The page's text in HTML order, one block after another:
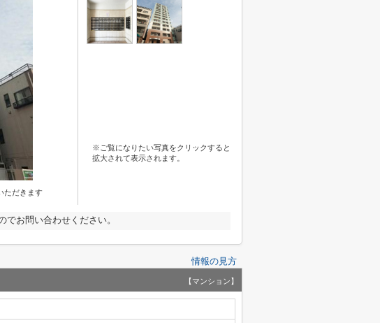
ただきます
※ご覧になりたい写真をクリックすると
拡大されて表示されます。
でお問い合わせください。
情報の見方
【マンション】